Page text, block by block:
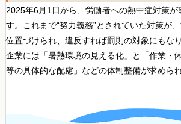
2025年6月1日から、労働者への熱中症対策が
す。これまで“努力義務”とされていた対策が、
位置づけられ、違反すれば罰則の対象にもな
企業には 「暑熱環境の見える化」 と
「作業・
等の具体的な配慮」 などの体制整備が求めら